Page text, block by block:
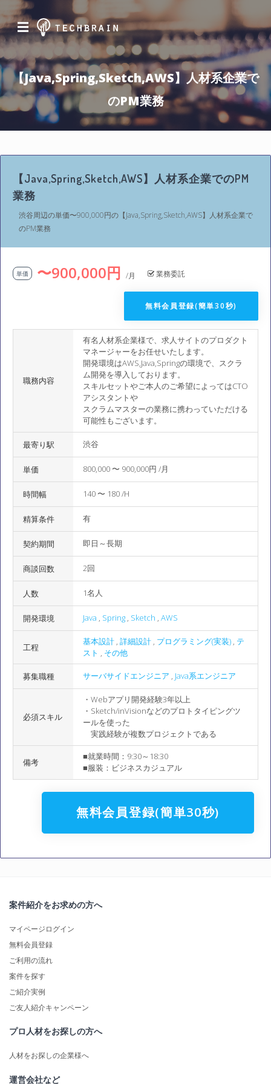
☰
【Java,Spring,Sketch,AWS】人材系企業で
のPM業務
【Java,Spring,Sketch,AWS】人材系企業でのPM
業務
渋谷周辺の単価〜900,000円の【Java,Spring,Sketch,AWS】人材系企業で
のPM業務
単価 〜900,000円 /月 業務委託
無料会員登録(簡単30秒)
職務内容
有名人材系企業様で、求人サイトのプロダクト
マネージャーをお任せいたします。
開発環境はAWS,Java,Springの環境で、スクラ
ム開発を導入しております。
スキルセットやご本人のご希望によってはCTO
アシスタントや
スクラムマスターの業務に携わっていただける
可能性もございます。
最寄り駅 渋谷
単価 800,000 〜 900,000円 /月
時間幅 140 〜 180 /H
精算条件 有
契約期間 即日～長期
商談回数 2回
人数 1名人
開発環境 Java , Spring , Sketch , AWS
工程
基本設計 , 詳細設計 , プログラミング(実装) , テ
スト , その他
募集職種 サーバサイドエンジニア , Java系エンジニア
必須スキル
・Webアプリ開発経験3年以上
・Sketch/inVisionなどのプロトタイピングツ
ールを使った
実践経験が複数プロジェクトである
備考
■就業時間：9:30～18:30
■服装：ビジネスカジュアル
無料会員登録(簡単30秒)
案件紹介をお求めの方へ
マイページログイン
無料会員登録
ご利用の流れ
案件を探す
ご紹介実例
ご友人紹介キャンペーン
プロ人材をお探しの方へ
人材をお探しの企業様へ
運営会社など